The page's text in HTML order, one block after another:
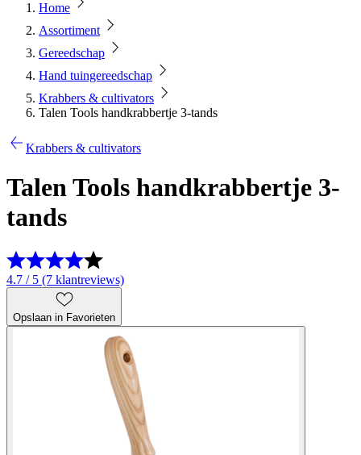
Home
Assortiment
Gereedschap
Hand tuingereedschap
Krabbers & cultivators
Talen Tools handkrabbertje 3-tands
Krabbers & cultivators
Talen Tools handkrabbertje 3-
tands
4.7 / 5 (7 klantreviews)
Opslaan in Favorieten